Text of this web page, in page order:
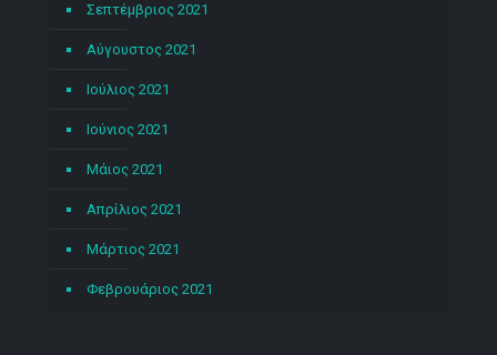
Σεπτέμβριος 2021
Αύγουστος 2021
Ιούλιος 2021
Ιούνιος 2021
Μάιος 2021
Απρίλιος 2021
Μάρτιος 2021
Φεβρουάριος 2021